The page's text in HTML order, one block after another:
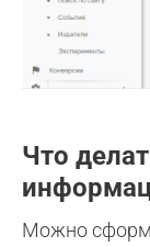
Что
Можно